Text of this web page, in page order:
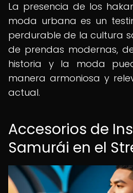
La presencia de los
moda urbana es un
perdurable de la cultura
de prendas modernas,
historia y la moda
manera armoniosa y
actual.
Accesorios de
Samurái en el